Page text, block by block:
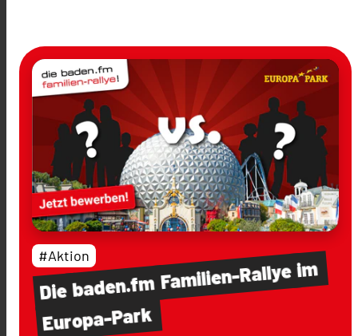
Diebaden.fmFamilien-Rallyeim
Europa-Park
#Aktion